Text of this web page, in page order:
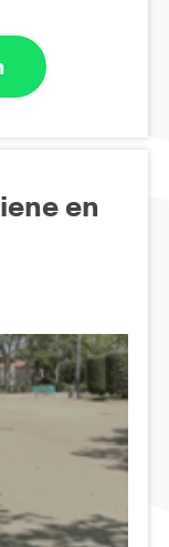
en